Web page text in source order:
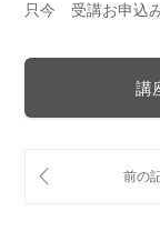
只今 受講お申込
講